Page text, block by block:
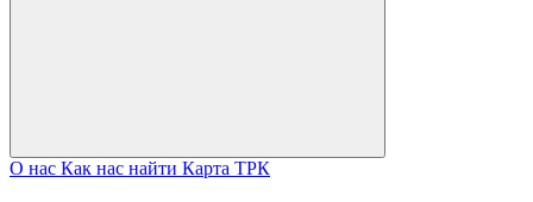
О нас Как нас найти Карта ТРК